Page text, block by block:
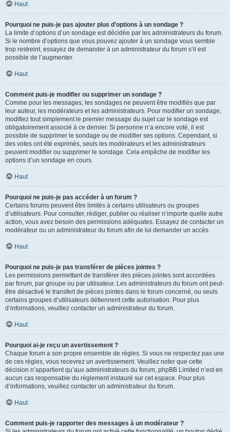
Haut
Pourquoi ne puis-je pas ajouter plus d’options à un sondage ?
La limite d’options d’un sondage est décidée par les administrateurs du forum.
Si le nombre d’options que vous pouvez ajouter à un sondage vous semble
trop restreint, essayez de demander à un administrateur du forum s’il est
possible de l’augmenter.
Haut
Comment puis-je modifier ou supprimer un sondage ?
Comme pour les messages, les sondages ne peuvent être modifiés que par
leur auteur, les modérateurs et les administrateurs. Pour modifier un sondage,
modifiez tout simplement le premier message du sujet car le sondage est
obligatoirement associé à ce dernier. Si personne n’a encore voté, il est
possible de supprimer le sondage ou de modifier ses options. Cependant, si
des votes ont été exprimés, seuls les modérateurs et les administrateurs
peuvent modifier ou supprimer le sondage. Cela empêche de modifier les
options d’un sondage en cours.
Haut
Pourquoi ne puis-je pas accéder à un forum ?
Certains forums peuvent être limités à certains utilisateurs ou groupes
d’utilisateurs. Pour consulter, rédiger, publier ou réaliser n’importe quelle autre
action, vous avez besoin des permissions adéquates. Essayez de contacter un
modérateur ou un administrateur du forum afin de lui demander un accès.
Haut
Pourquoi ne puis-je pas transférer de pièces jointes ?
Les permissions permettant de transférer des pièces jointes sont accordées
par forum, par groupe ou par utilisateur. Les administrateurs du forum ont peut-
être désactivé le transfert de pièces jointes dans le forum concerné, ou seuls
certains groupes d’utilisateurs détiennent cette autorisation. Pour plus
d’informations, veuillez contacter un administrateur du forum.
Haut
Pourquoi ai-je reçu un avertissement ?
Chaque forum a son propre ensemble de règles. Si vous ne respectez pas une
de ces règles, vous recevrez un avertissement. Veuillez noter que cette
décision n’appartient qu’aux administrateurs du forum, phpBB Limited n’est en
aucun cas responsable du règlement instauré sur cet espace. Pour plus
d’informations, veuillez contacter un administrateur du forum.
Haut
Comment puis-je rapporter des messages à un modérateur ?